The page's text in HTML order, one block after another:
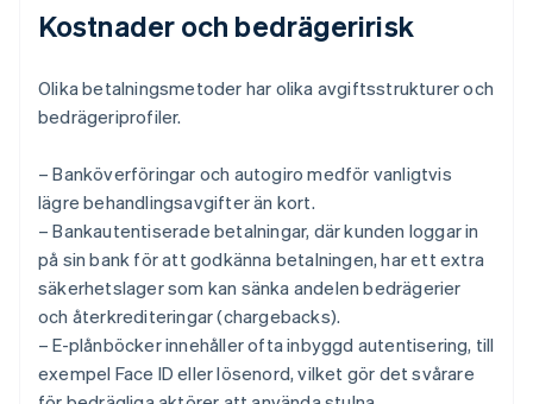
Kostnader och bedrägeririsk
Olika betalningsmetoder har olika avgiftsstrukturer och
bedrägeriprofiler.
– Banköverföringar och autogiro medför vanligtvis
lägre behandlingsavgifter än kort.
– Bankautentiserade betalningar, där kunden loggar in
på sin bank för att godkänna betalningen, har ett extra
säkerhetslager som kan sänka andelen bedrägerier
och återkrediteringar (chargebacks).
– E-plånböcker innehåller ofta inbyggd autentisering, till
exempel Face ID eller lösenord, vilket gör det svårare